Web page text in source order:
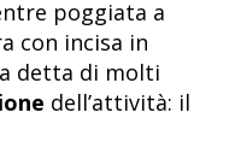
poggiata a
con incisa in
detta di molti
dell’attività: il